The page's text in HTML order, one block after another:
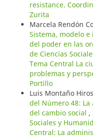
resistance.
Zurita
Marcela Rendón
Sistema, modelo
del poder en las
de Ciencias
Tema Central La
problemas y
Portillo
Luis Montaño
del Número 48:
del cambio social ,
Sociales y
Central: La